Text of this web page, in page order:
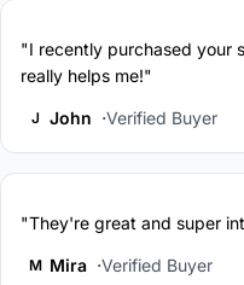
"I recently purchased your
really helps me!"
J John Verified Buyer
"They're great and super
M Mira Verified Buyer